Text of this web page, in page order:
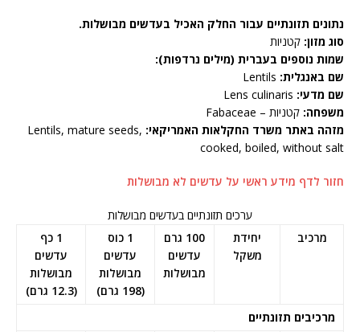
נתונים תזונתיים עבור החלק האכיל בעדשים מבושלות.
סוג מזון: קטניות
שמות נוספים בעברית (מילים נרדפות):
שם באנגלית:
שם מדעי:
משפחה: קטניות – Fabaceae
מזהה באתר משרד החקלאות האמריקאי: Lentils, mature seeds,
cooked, boiled, without salt
חזור לדף מידע ראשי על עדשים לא מבושלות
ערכים תזונתיים בעדשים מבושלות
מרכיב
יחידת
משקל
100 גרם
עדשים
מבושלות
1 כוס
עדשים
מבושלות
(198 גרם)
1 כף
עדשים
מבושלות
(12.3 גרם)
מרכיבים תזונתיים